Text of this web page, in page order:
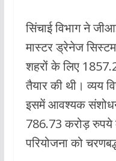
सिंचाई विभाग ने
मास्टर ड्रेनेज
शहरों के लिए
तैयार की थी। व्यय
इसमें आवश्यक
786.73 करोड़ रुपये
परियोजना को